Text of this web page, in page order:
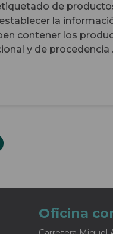
de
la
contener los
y de procedencia
Oficina